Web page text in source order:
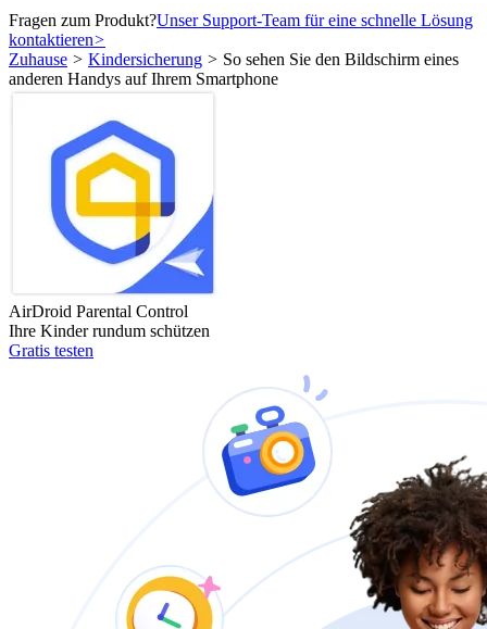
Fragen zum Produkt?Unser Support-Team für eine schnelle Lösung
kontaktieren>
Zuhause > Kindersicherung > So sehen Sie den Bildschirm eines
anderen Handys auf Ihrem Smartphone
AirDroid Parental Control
Ihre Kinder rundum schützen
Gratis testen